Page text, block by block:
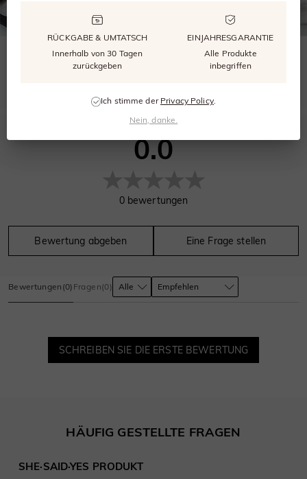
WÄHLEN SIE DIE RICHTIGE GRÖSSE
0.0
0 bewertungen
Bewertung abgeben Eine Frage stellen
Bewertungen (0) Fragen(0)
SCHREIBEN SIE DIE ERSTE BEWERTUNG
HÄUFIG GESTELLTE FRAGEN
SHE·SAID·YES PRODUKT
RÜCKGABE & UMTATSCH
Innerhalb von 30 Tagen
zurückgeben
EINJAHRESGARANTIE
Alle Produkte
inbegriffen
Ich stimme der Privacy Policy.
Nein, danke.